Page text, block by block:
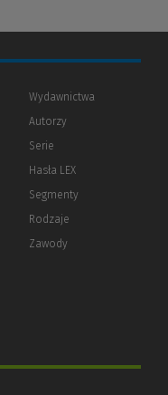
Wydawnictwa
Autorzy
Serie
Hasła LEX
Segmenty
Rodzaje
Zawody